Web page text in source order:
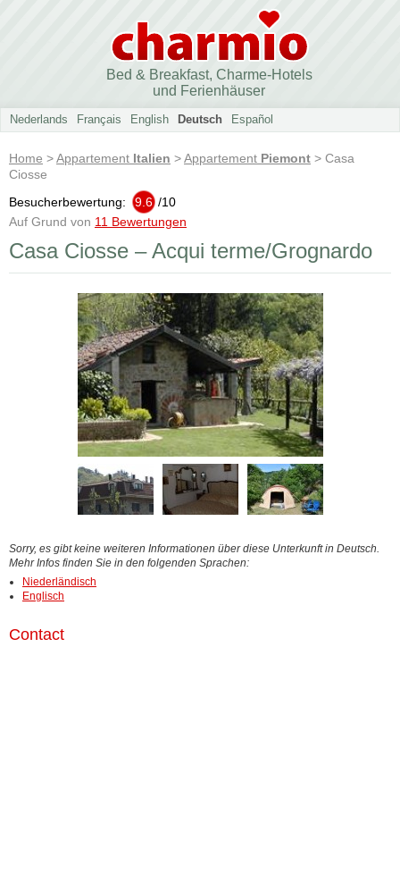
Bed & Breakfast, Charme-Hotels
und Ferienhäuser
Nederlands Français English Deutsch Español
Home >Appartement Italien >Appartement Piemont > Casa
Ciosse
Besucherbewertung:
9.6 /10
Auf Grund von 11 Bewertungen
Casa Ciosse – Acqui terme/Grognardo
Sorry, es gibt keine weiteren Informationen über diese Unterkunft in Deutsch.
Mehr Infos finden Sie in den folgenden Sprachen:
Niederländisch
Englisch
Contact